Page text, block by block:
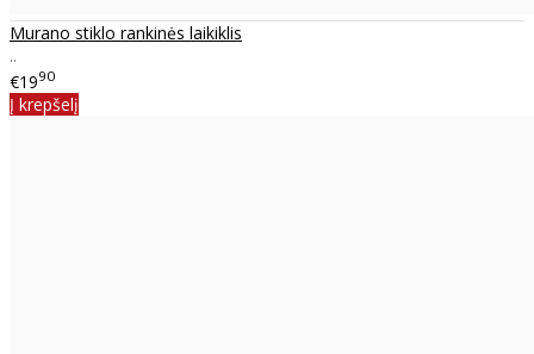
Murano stiklo rankinės laikiklis
..
€1990
Į krepšelį